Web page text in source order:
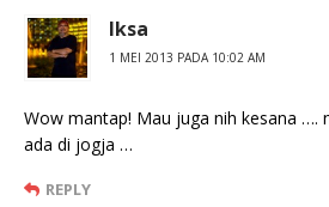
Iksa
1 MEI 2013 PADA 10:02 AM
Wow mantap! Mau juga nih kesana ….
ada di jogja …
REPLY